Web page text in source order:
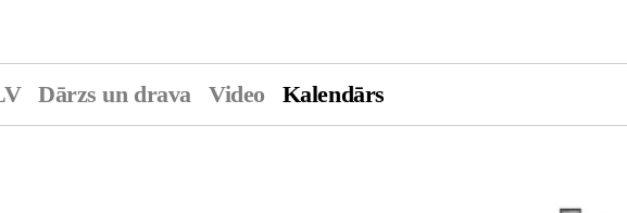
Dārzs un drava Video Kalendārs